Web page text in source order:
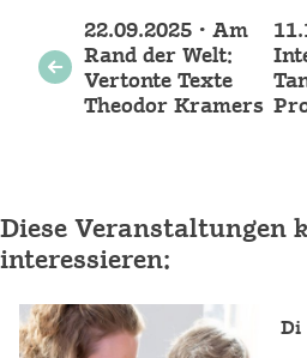
Weitere
Veranstaltungen
22.09.2025 • Am
Rand der Welt:
Vertonte Texte
Theodor Kramers
Diese Veranstaltungen
interessieren:
Di